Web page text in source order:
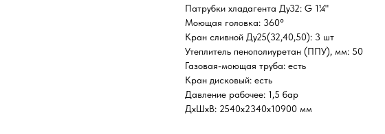
Патрубки хладагента Ду32: G 1¼"
Моющая головка: 360°
Кран сливной Ду25(32,40,50): 3 шт
Утеплитель пенополиуретан (ППУ), мм: 50
Газовая-моющая труба: есть
Кран дисковый: есть
Давление рабочее: 1,5 бар
ДxШxВ: 2540x2340x10900 мм